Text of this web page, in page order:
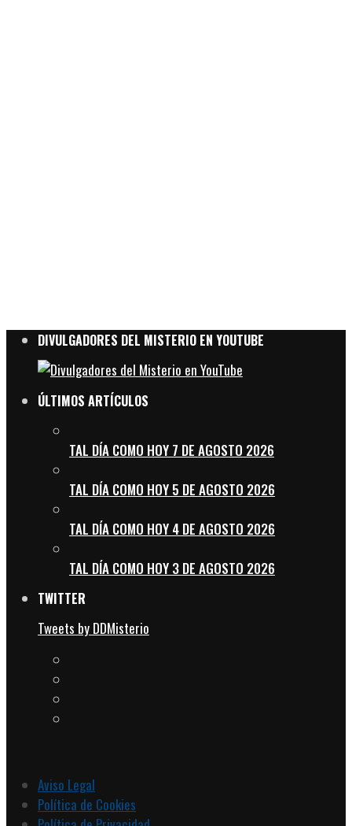
DIVULGADORES DEL MISTERIO EN YOUTUBE
ÚLTIMOS ARTÍCULOS
TAL DÍA COMO HOY 7 DE AGOSTO 2026
TAL DÍA COMO HOY 5 DE AGOSTO 2026
TAL DÍA COMO HOY 4 DE AGOSTO 2026
TAL DÍA COMO HOY 3 DE AGOSTO 2026
TWITTER
Tweets by DDMisterio
Aviso Legal
Política de Cookies